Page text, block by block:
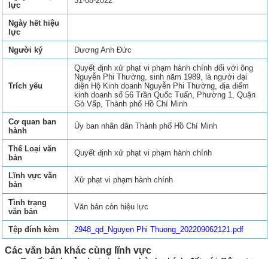
lực
Ngày hết hiệu
lực
Người ký
Dương Anh Đức
Trích yếu
Quyết định xử phạt vi phạm hành chính đối với ông
Nguyễn Phi Thường, sinh năm 1989, là người đại
diện Hộ Kinh doanh Nguyễn Phi Thường, địa điểm
kinh doanh số 56 Trần Quốc Tuấn, Phường 1, Quận
Gò Vấp, Thành phố Hồ Chí Minh
Cơ quan ban
hành
Ủy ban nhân dân Thành phố Hồ Chí Minh
Thể Loại văn
bản
Quyết định xử phạt vi phạm hành chính
Lĩnh vực văn
bản
Xử phạt vi phạm hành chính
Tình trạng
văn bản
Văn bản còn hiệu lực
Tệp đính kèm 2948_qd_Nguyen Phi Thuong_202209062121.pdf
Các văn bản khác cùng lĩnh vực